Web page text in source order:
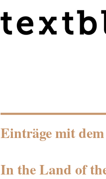
Einträge mit
In the Land of